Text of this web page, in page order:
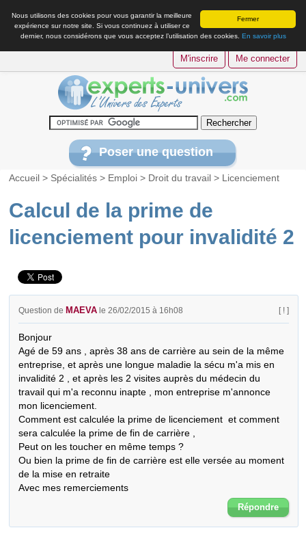
Fermer
Nous utilisons des cookies pour vous garantir la meilleure
expérience sur notre site. Si vous continuez à utiliser ce
dernier, nous considérons que vous acceptez l’utilisation des cookies. En savoir plus
M'inscrire Me connecter
Poser une question
Accueil > Spécialités > Emploi > Droit du travail > Licenciement
Calcul de la prime de
licenciement pour invalidité 2
Question de MAEVA le 26/02/2015 à 16h08 [ ! ]
Bonjour
Agé de 59 ans , après 38 ans de carrière au sein de la même
entreprise, et après une longue maladie la sécu m'a mis en
invalidité 2 , et après les 2 visites auprès du médecin du
travail qui m'a reconnu inapte , mon entreprise m'annonce
mon licenciement.
Comment est calculée la prime de licenciement  et comment
sera calculée la prime de fin de carrière ,
Peut on les toucher en même temps ?
Ou bien la prime de fin de carrière est elle versée au moment
de la mise en retraite
Avec mes remerciements
Répondre